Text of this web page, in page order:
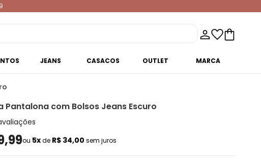
JEANS CASACOS OUTLET MARCA
Pantalona com Bolsos Jeans Escuro
ou 5xde R$ 34,00 sem juros